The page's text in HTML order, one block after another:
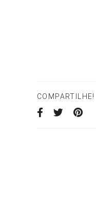
COMPARTILHE!